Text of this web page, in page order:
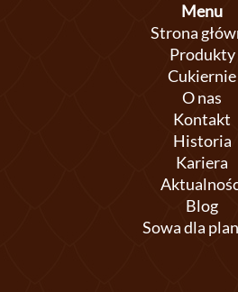
Menu
Strona
Produkty
Cukiernie
O nas
Kontakt
Historia
Kariera
Blog
Sowa dla